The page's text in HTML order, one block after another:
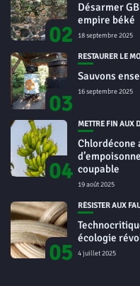
02
Désarmer
empire béké
18 septembre 2025
03
RESTAURER LE
Sauvons
16 septembre 2025
04
METTRE FIN AUX
Chlordécone
coupable
19 août 2025
05
RÉSISTER AUX
écologie
4 juillet 2025